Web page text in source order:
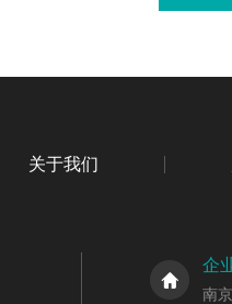
关于我们
企
南